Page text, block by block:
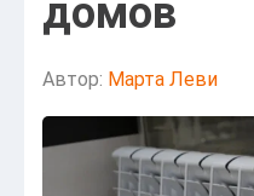
домов
Автор: Марта Леви